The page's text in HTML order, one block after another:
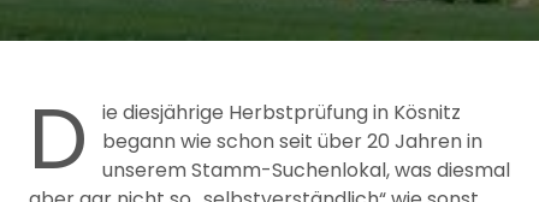
D
ie diesjährige Herbstprüfung in Kösnitz
begann wie schon seit über 20 Jahren in
unserem Stamm-Suchenlokal, was diesmal